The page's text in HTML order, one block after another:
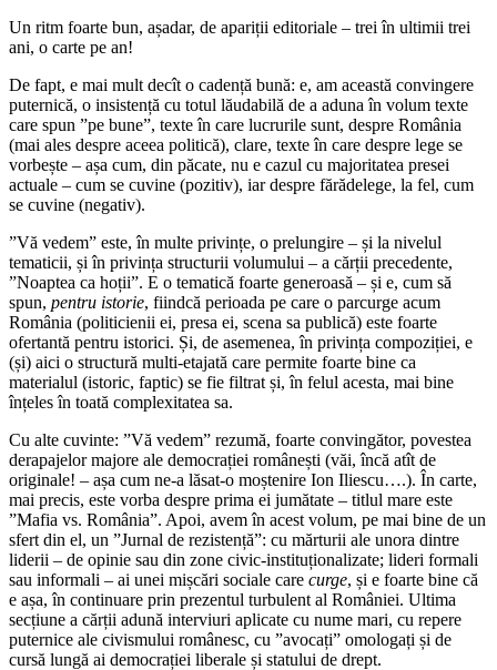
Un ritm foarte bun, așadar, de apariții editoriale – trei în ultimii trei
ani, o carte pe an!
De fapt, e mai mult decît o cadență bună: e, am această convingere
puternică, o insistență cu totul lăudabilă de a aduna în volum texte
care spun ”pe bune”, texte în care lucrurile sunt, despre România
(mai ales despre aceea politică), clare, texte în care despre lege se
vorbește – așa cum, din păcate, nu e cazul cu majoritatea presei
actuale – cum se cuvine (pozitiv), iar despre fărădelege, la fel, cum
se cuvine (negativ).
”Vă vedem” este, în multe privințe, o prelungire – și la nivelul
tematicii, și în privința structurii volumului – a cărții precedente,
”Noaptea ca hoții”. E o tematică foarte generoasă – și e, cum să
spun, pentru istorie, fiindcă perioada pe care o parcurge acum
România (politicienii ei, presa ei, scena sa publică) este foarte
ofertantă pentru istorici. Și, de asemenea, în privința compoziției, e
(și) aici o structură multi-etajată care permite foarte bine ca
materialul (istoric, faptic) se fie filtrat și, în felul acesta, mai bine
înțeles în toată complexitatea sa.
Cu alte cuvinte: ”Vă vedem” rezumă, foarte convingător, povestea
derapajelor majore ale democrației românești (văi, încă atît de
originale! – așa cum ne-a lăsat-o moștenire Ion Iliescu….). În carte,
mai precis, este vorba despre prima ei jumătate – titlul mare este
”Mafia vs. România”. Apoi, avem în acest volum, pe mai bine de un
sfert din el, un ”Jurnal de rezistență”: cu mărturii ale unora dintre
liderii – de opinie sau din zone civic-instituționalizate; lideri formali
sau informali – ai unei mișcări sociale care curge, și e foarte bine că
e așa, în continuare prin prezentul turbulent al României. Ultima
secțiune a cărții adună interviuri aplicate cu nume mari, cu repere
puternice ale civismului românesc, cu ”avocați” omologați și de
cursă lungă ai democrației liberale și statului de drept.